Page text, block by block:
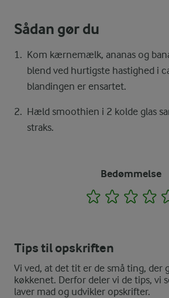
Sådan gør du
Kom kærnemælk, ananas og
blend ved hurtigste hastighed i
blandingen er ensartet.
Hæld smoothien i 2 kolde glas
straks.
Bedømmelse
1 2 3 4
Tips til opskriften
Vi ved, at det tit er de små ting, der
køkkenet. Derfor deler vi de tips, vi
laver mad og udvikler opskrifter.